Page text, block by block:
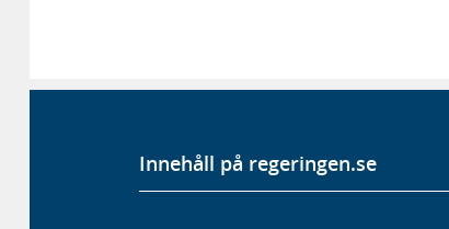
Innehåll på regeringen.se